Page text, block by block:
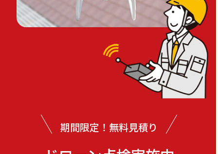
期間限定！無料見積り